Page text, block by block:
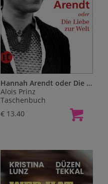
Hannah Arendt oder Die Liebe zur Welt
Alois Prinz
Taschenbuch
€ 13.40